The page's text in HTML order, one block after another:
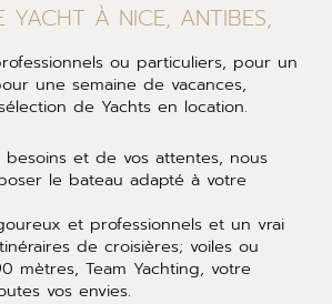
YACHT À NICE, ANTIBES,
ou particuliers, pour un
une semaine de vacances,
de Yachts en location.
besoins et de vos attentes, nous
le bateau adapté à votre
et professionnels et un vrai
de croisières; voiles ou
mètres, Team Yachting, votre
vos envies.